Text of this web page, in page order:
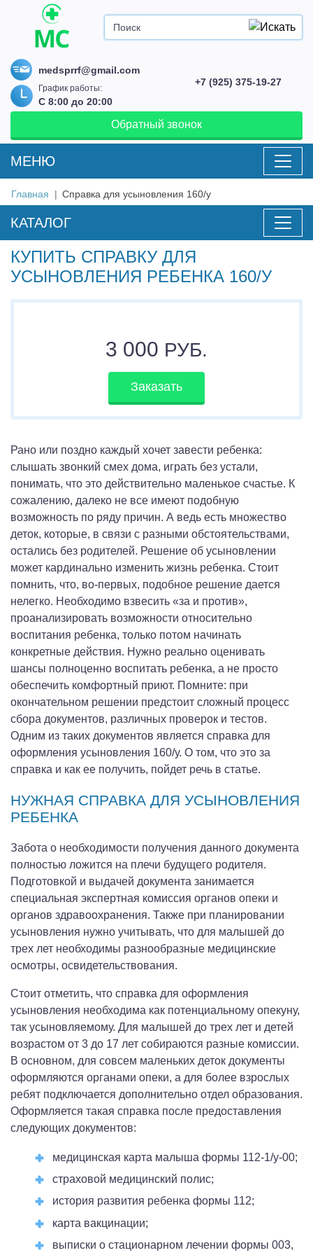
medsprrf@gmail.com
График работы:
С 8:00 до 20:00
+7 (925) 375-19-27
Обратный звонок
MEНЮ
Главная Справка для усыновления 160/у
КАТАЛОГ
КУПИТЬ СПРАВКУ ДЛЯ
УСЫНОВЛЕНИЯ РЕБЕНКА 160/У
3 000 РУБ.
Заказать
Рано или поздно каждый хочет завести ребенка:
слышать звонкий смех дома, играть без устали,
понимать, что это действительно маленькое счастье. К
сожалению, далеко не все имеют подобную
возможность по ряду причин. А ведь есть множество
деток, которые, в связи с разными обстоятельствами,
остались без родителей. Решение об усыновлении
может кардинально изменить жизнь ребенка. Стоит
помнить, что, во-первых, подобное решение дается
нелегко. Необходимо взвесить «за и против»,
проанализировать возможности относительно
воспитания ребенка, только потом начинать
конкретные действия. Нужно реально оценивать
шансы полноценно воспитать ребенка, а не просто
обеспечить комфортный приют. Помните: при
окончательном решении предстоит сложный процесс
сбора документов, различных проверок и тестов.
Одним из таких документов является справка для
оформления усыновления 160/у. О том, что это за
справка и как ее получить, пойдет речь в статье.
НУЖНАЯ СПРАВКА ДЛЯ УСЫНОВЛЕНИЯ
РЕБЕНКА
Забота о необходимости получения данного документа
полностью ложится на плечи будущего родителя.
Подготовкой и выдачей документа занимается
специальная экспертная комиссия органов опеки и
органов здравоохранения. Также при планировании
усыновления нужно учитывать, что для малышей до
трех лет необходимы разнообразные медицинские
осмотры, освидетельствования.
Стоит отметить, что справка для оформления
усыновления необходима как потенциальному опекуну,
так усыновляемому. Для малышей до трех лет и детей
возрастом от 3 до 17 лет собираются разные комиссии.
В основном, для совсем маленьких деток документы
оформляются органами опеки, а для более взрослых
ребят подключается дополнительно отдел образования.
Оформляется такая справка после предоставления
следующих документов:
медицинская карта малыша формы 112-1/у-00;
страховой медицинский полис;
история развития ребенка формы 112;
карта вакцинации;
выписки о стационарном лечении формы 003,